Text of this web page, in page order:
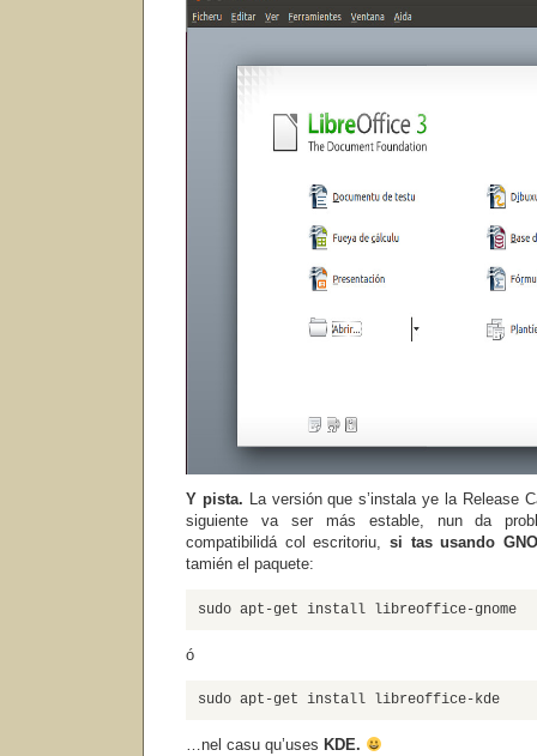
Y pista. La versión que s’instala ye la Release
siguiente va ser más estable, nun da
compatibilidá col escritoriu, si tas usando
tamién el paquete:
sudo apt-get install libreoffice-gnome
ó
sudo apt-get install libreoffice-kde
…nel casu qu’uses KDE.